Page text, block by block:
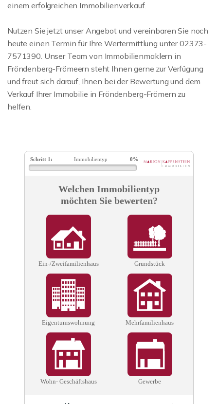
einem erfolgreichen Immobilienverkauf.
Nutzen Sie jetzt unser Angebot und vereinbaren Sie noch
heute einen Termin für Ihre Wertermittlung unter 02373-
7571390. Unser Team von Immobilienmaklern in
Fröndenberg-Frömeern steht Ihnen gerne zur Verfügung
und freut sich darauf, Ihnen bei der Bewertung und dem
Verkauf Ihrer Immobilie in Fröndenberg-Frömern zu
helfen.